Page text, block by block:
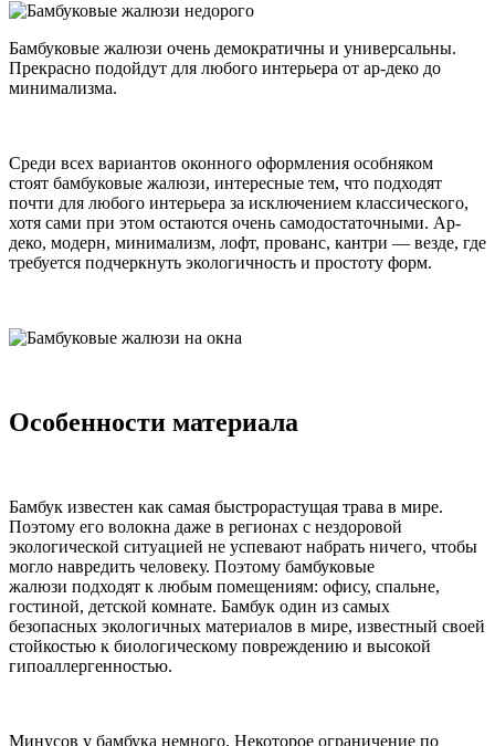
Бамбуковые жалюзи очень демократичны и универсальны.
Прекрасно подойдут для любого интерьера от ар-деко до
минимализма.
Среди всех вариантов оконного оформления особняком
стоят бамбуковые жалюзи, интересные тем, что подходят
почти для любого интерьера за исключением классического,
хотя сами при этом остаются очень самодостаточными. Ар-
деко, модерн, минимализм, лофт, прованс, кантри — везде, где
требуется подчеркнуть экологичность и простоту форм.
Особенности материала
Бамбук известен как самая быстрорастущая трава в мире.
Поэтому его волокна даже в регионах с нездоровой
экологической ситуацией не успевают набрать ничего, чтобы
могло навредить человеку. Поэтому бамбуковые
жалюзи подходят к любым помещениям: офису, спальне,
гостиной, детской комнате. Бамбук один из самых
безопасных экологичных материалов в мире, известный своей
стойкостью к биологическому повреждению и высокой
гипоаллергенностью.
Минусов у бамбука немного. Некоторое ограничение по